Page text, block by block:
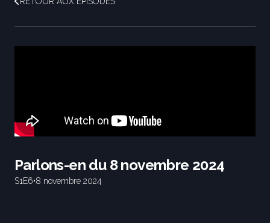
Parlons-en du 8 novembre 2024
S1 E6•8 novembre 2024